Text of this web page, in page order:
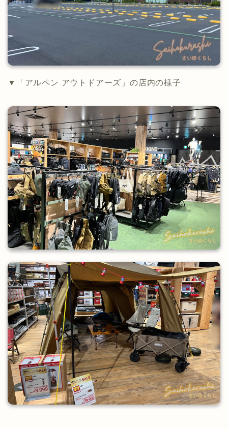
▼「アルペン アウトドアーズ」の店内の様子